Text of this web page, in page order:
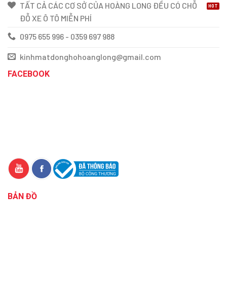
TẤT CẢ CÁC CƠ SỞ CỦA HOÀNG LONG ĐỀU CÓ CHỖ
ĐỖ XE Ô TÔ MIỄN PHÍ
0975 655 996 - 0359 697 988
kinhmatdonghohoanglong@gmail.com
FACEBOOK
BẢN ĐỒ